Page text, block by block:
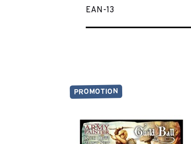
EAN-13
PROMOTION